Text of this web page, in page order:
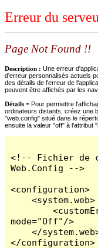
Erreur du
Page Not Found !!
Description : Une erreur
d'erreur personnalisés actuels
des détails de l'erreur de
peuvent être affichés par les
Détails = Pour permettre
ordinateurs distants, créez une
"web.config" situé dans le
ensuite la valeur "off" à l'attribut
<!-- Fichier de
Web.Config -->
<configuration>
    <system.web>
        <customErrors
mode="Off"/>
    </system.web>
</configuration>